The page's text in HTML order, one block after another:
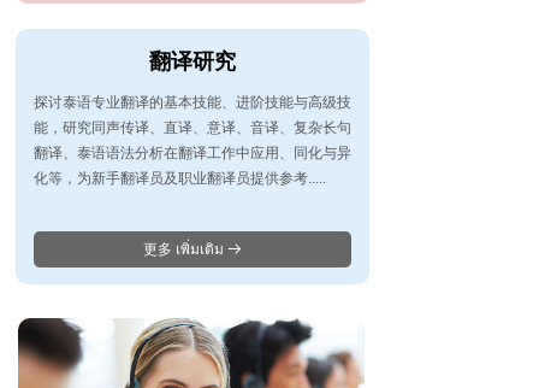
翻译研究
更多 เพิ่มเติม 뀠
探讨泰语专业翻译的基本技能、进阶技能与高级技
能，研究同声传译、直译、意译、音译、复杂长句
翻译、泰语语法分析在翻译工作中应用、同化与异
化等，为新手翻译员及职业翻译员提供参考.....